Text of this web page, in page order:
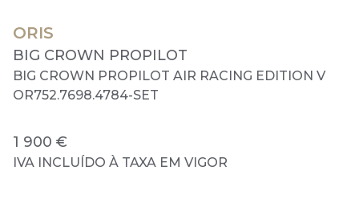
ORIS
BIG CROWN PROPILOT
BIG CROWN PROPILOT AIR RACING EDITION V
OR752.7698.4784-SET
1 900 €
IVA INCLUÍDO À TAXA EM VIGOR